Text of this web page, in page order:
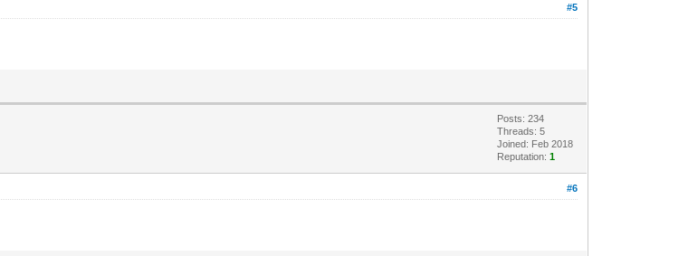
#5
Posts: 234
Threads: 5
Joined: Feb 2018
Reputation:1
#6